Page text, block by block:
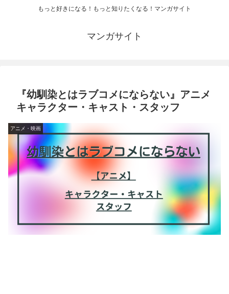
もっと好きになる！もっと知りたくなる！マンガサイト
マンガサイト
『幼馴染とはラブコメにならない』アニメ
キャラクター・キャスト・スタッフ
アニメ・映画